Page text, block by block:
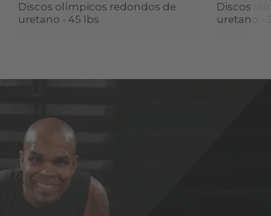
Discos olímpicos redondos de
uretano - 45 lbs
Discos
uretano -